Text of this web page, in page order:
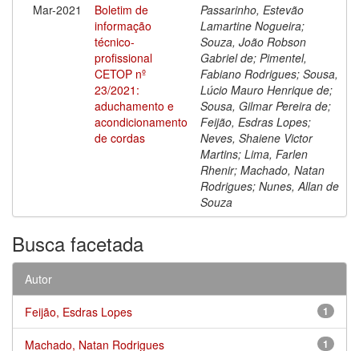
Mar-2021
Boletim de
informação
técnico-
profissional
CETOP nº
23/2021:
aduchamento e
acondicionamento
de cordas
Passarinho, Estevão
Lamartine Nogueira;
Souza, João Robson
Gabriel de; Pimentel,
Fabiano Rodrigues; Sousa,
Lúcio Mauro Henrique de;
Sousa, Gilmar Pereira de;
Feijão, Esdras Lopes;
Neves, Shaiene Victor
Martins; Lima, Farlen
Rhenir; Machado, Natan
Rodrigues; Nunes, Allan de
Souza
Busca facetada
Autor
1
Feijão, Esdras Lopes
1
Machado, Natan Rodrigues